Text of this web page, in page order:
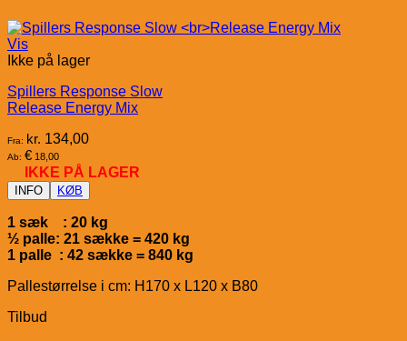
Vis
Ikke på lager
Spillers Response Slow
Release Energy Mix
Fra: kr. 134,00
Ab: € 18,00
IKKE PÅ LAGER
INFO KØB
1 sæk : 20 kg
½ palle: 21 sække = 420 kg
1 palle : 42 sække = 840 kg
Pallestørrelse i cm: H170 x L120 x B80
Tilbud